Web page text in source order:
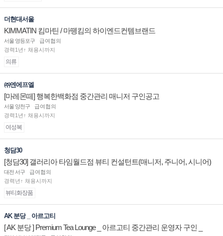
더현대서울
KIMMATIN 킴마틴 / 마뗑킴의 하이엔드컨템브랜드
서울 영등포구
급여협의
경력1년↑ 채용시까지
의류
㈜엔에프엘
[마레몬떼] 행복한백화점 중간관리 매니저 구인공고
서울 양천구
급여협의
경력1년↑ 채용시까지
여성복
청담30
[청담30] 갤러리아 타임월드점 뷰티 컨설턴트(매니저, 주니어, 시니어)
채용
대전 서구
급여협의
경력년↑ 채용시까지
뷰티화장품
AK 분당 _ 아르고티
[ AK 분당 ] Premium Tea Lounge _ 아르고티 중간관리 운영자 구인 _